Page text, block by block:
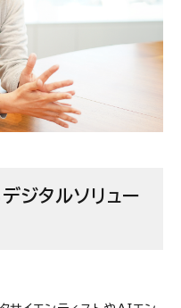
デジタルソリュー